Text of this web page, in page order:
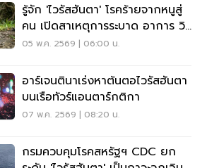
รู้จัก 'ไวรัสฮันตา' โรคร้ายจากหนูสู่
คน เปิดสาเหตุการระบาด อาการ วิธี
ป้องกันในไทย
05 พ.ค. 2569 | 06:00 น.
อาร์เจนตินาเร่งหาต้นตอไวรัสฮันตา
บนเรือทัวร์แอนตาร์กติกา
07 พ.ค. 2569 | 08:20 น.
กรมควบคุมโรคสหรัฐฯ CDC ยก